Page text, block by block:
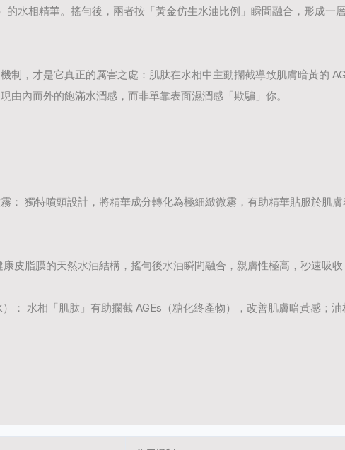
的水相精華。搖勻後，兩者按「黃金仿生水油比例」瞬間融合，形成
制，才是它真正的厲害之處：肌肽在水相中主動攔截導致肌膚暗黃的
由內而外的飽滿水潤感，而非單靠表面濕潤感「欺騙」你。
： 獨特噴頭設計，將精華成分轉化為極細緻微霧，有助精華貼服於肌
康皮脂膜的天然水油結構，搖勻後水油瞬間融合，親膚性極高，秒速吸
： 水相「肌肽」有助攔截 AGEs （糖化終產物），改善肌膚暗黃感；